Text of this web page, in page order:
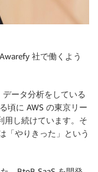
社で働くよう
ータ分析をしている
頃に AWS の東京リー
用し続けています。そ
「やりきった」という